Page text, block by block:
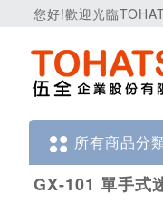
您好!歡迎光臨
所有商品分
GX-101 單手式